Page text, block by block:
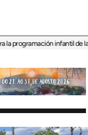
infantil de la Feria